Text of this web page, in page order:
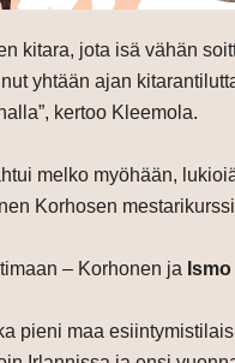
kitara, jota isä vähän
yhtään ajan
kertoo Kleemola.
melko myöhään,
Korhosen
– Korhonen ja
pieni maa